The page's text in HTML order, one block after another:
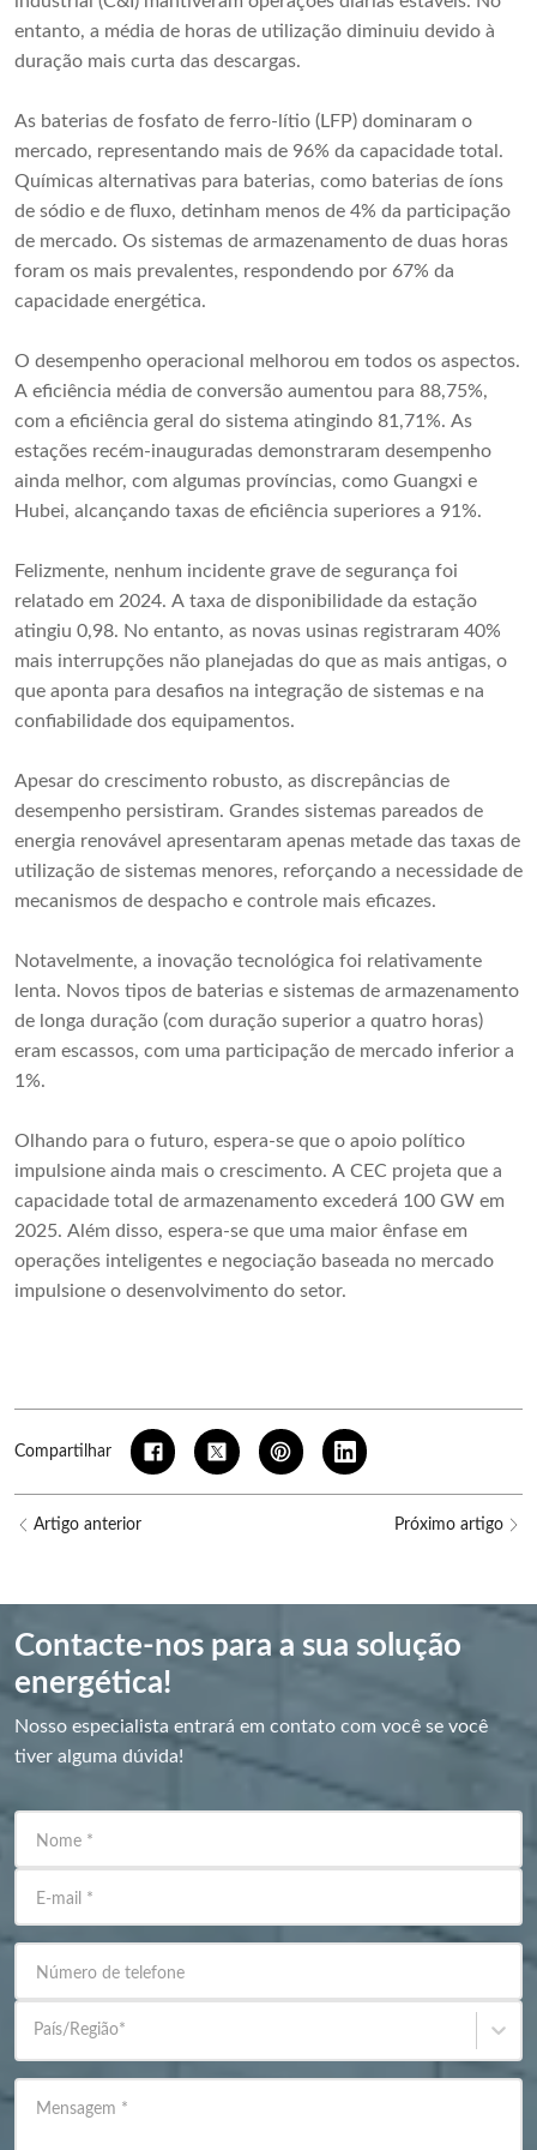
entanto, a média de horas de utilização diminuiu devido à
duração mais curta das descargas.
As baterias de fosfato de ferro-lítio (LFP) dominaram o
mercado, representando mais de 96% da capacidade total.
Químicas alternativas para baterias, como baterias de íons
de sódio e de fluxo, detinham menos de 4% da participação
de mercado. Os sistemas de armazenamento de duas horas
foram os mais prevalentes, respondendo por 67% da
capacidade energética.
O desempenho operacional melhorou em todos os aspectos.
A eficiência média de conversão aumentou para 88,75%,
com a eficiência geral do sistema atingindo 81,71%. As
estações recém-inauguradas demonstraram desempenho
ainda melhor, com algumas províncias, como Guangxi e
Hubei, alcançando taxas de eficiência superiores a 91%.
Felizmente, nenhum incidente grave de segurança foi
relatado em 2024. A taxa de disponibilidade da estação
atingiu 0,98. No entanto, as novas usinas registraram 40%
mais interrupções não planejadas do que as mais antigas, o
que aponta para desafios na integração de sistemas e na
confiabilidade dos equipamentos.
Apesar do crescimento robusto, as discrepâncias de
desempenho persistiram. Grandes sistemas pareados de
energia renovável apresentaram apenas metade das taxas de
utilização de sistemas menores, reforçando a necessidade de
mecanismos de despacho e controle mais eficazes.
Notavelmente, a inovação tecnológica foi relativamente
lenta. Novos tipos de baterias e sistemas de armazenamento
de longa duração (com duração superior a quatro horas)
eram escassos, com uma participação de mercado inferior a
1%.
Olhando para o futuro, espera-se que o apoio político
impulsione ainda mais o crescimento. A CEC projeta que a
capacidade total de armazenamento excederá 100 GW em
2025. Além disso, espera-se que uma maior ênfase em
operações inteligentes e negociação baseada no mercado
impulsione o desenvolvimento do setor.
Compartilhar
Artigo anterior Próximo artigo
Contacte-nos para a sua solução
energética!
Nosso especialista entrará em contato com você se você
tiver alguma dúvida!
Nome *
E-mail *
Número de telefone
País/Região*
Mensagem *